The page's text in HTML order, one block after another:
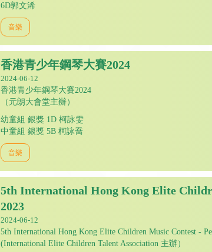
6D郭文浠
音樂
香港青少年鋼琴大賽2024
2024-06-12
香港青少年鋼琴大賽2024
（元朗大會堂主辦）
幼童組 銀獎 1D 柯詠雯
中童組 銀獎 5B 柯詠喬
音樂
5th International Hong Kong Elite
2023
2024-06-12
5th International Hong Kong Elite Children Music Contest -
(International Elite Children Talent Association 主辦）